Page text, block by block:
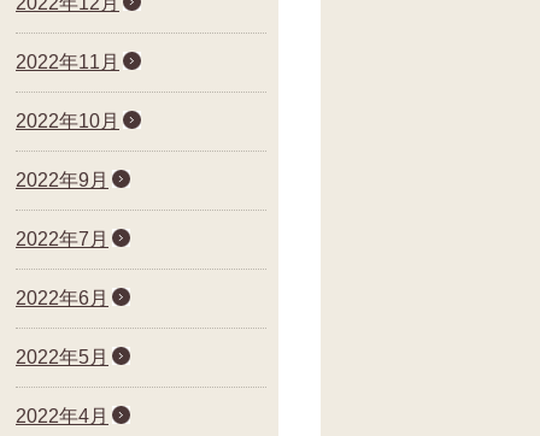
2022年11月
2022年10月
2022年9月
2022年7月
2022年6月
2022年5月
2022年4月